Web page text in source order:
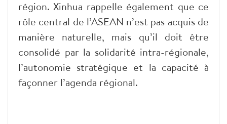
région. Xinhua rappelle également que ce
rôle central de l’ASEAN n’est pas acquis de
manière naturelle, mais qu’il doit être
consolidé par la solidarité intra-régionale,
l’autonomie stratégique et la capacité à
façonner l’agenda régional.